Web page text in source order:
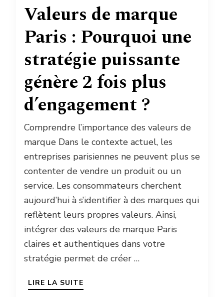
Valeurs de marque
Paris : Pourquoi une
stratégie puissante
génère 2 fois plus
d’engagement ?
Comprendre l’importance des valeurs de
marque Dans le contexte actuel, les
entreprises parisiennes ne peuvent plus se
contenter de vendre un produit ou un
service. Les consommateurs cherchent
aujourd’hui à s’identifier à des marques qui
reflètent leurs propres valeurs. Ainsi,
intégrer des valeurs de marque Paris
claires et authentiques dans votre
stratégie permet de créer …
LIRE LA SUITE